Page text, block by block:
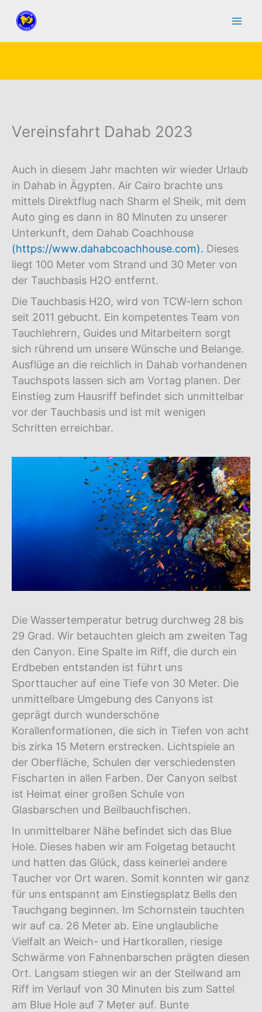
Inhalt
Vereinsfahrt Dahab 2023
Auch in diesem Jahr machten wir wieder Urlaub
in Dahab in Ägypten. Air Cairo brachte uns
mittels Direktflug nach Sharm el Sheik, mit dem
Auto ging es dann in 80 Minuten zu unserer
Unterkunft, dem Dahab Coachhouse
(https://www.dahabcoachhouse.com). Dieses
liegt 100 Meter vom Strand und 30 Meter von
der Tauchbasis H2O entfernt.
Die Tauchbasis H2O, wird von TCW-lern schon
seit 2011 gebucht. Ein kompetentes Team von
Tauchlehrern, Guides und Mitarbeitern sorgt
sich rührend um unsere Wünsche und Belange.
Ausflüge an die reichlich in Dahab vorhandenen
Tauchspots lassen sich am Vortag planen. Der
Einstieg zum Hausriff befindet sich unmittelbar
vor der Tauchbasis und ist mit wenigen
Schritten erreichbar.
Die Wassertemperatur betrug durchweg 28 bis
29 Grad. Wir betauchten gleich am zweiten Tag
den Canyon. Eine Spalte im Riff, die durch ein
Erdbeben entstanden ist führt uns
Sporttaucher auf eine Tiefe von 30 Meter. Die
unmittelbare Umgebung des Canyons ist
geprägt durch wunderschöne
Korallenformationen, die sich in Tiefen von acht
bis zirka 15 Metern erstrecken. Lichtspiele an
der Oberfläche, Schulen der verschiedensten
Fischarten in allen Farben. Der Canyon selbst
ist Heimat einer großen Schule von
Glasbarschen und Beilbauchfischen.
In unmittelbarer Nähe befindet sich das Blue
Hole. Dieses haben wir am Folgetag betaucht
und hatten das Glück, dass keinerlei andere
Taucher vor Ort waren. Somit konnten wir ganz
für uns entspannt am Einstiegsplatz Bells den
Tauchgang beginnen. Im Schornstein tauchten
wir auf ca. 26 Meter ab. Eine unglaubliche
Vielfalt an Weich- und Hartkorallen, riesige
Schwärme von Fahnenbarschen prägten diesen
Ort. Langsam stiegen wir an der Steilwand am
Riff im Verlauf von 30 Minuten bis zum Sattel
am Blue Hole auf 7 Meter auf. Bunte